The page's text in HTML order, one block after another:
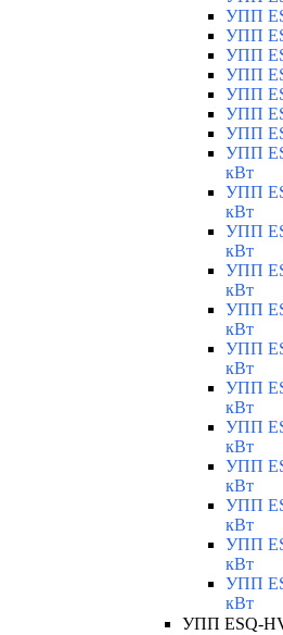
УПП
УПП
УПП
УПП
УПП
УПП
УПП
УПП
кВт
УПП
кВт
УПП
кВт
УПП
кВт
УПП
кВт
УПП
кВт
УПП
кВт
УПП
кВт
УПП
кВт
УПП
кВт
УПП
кВт
УПП
кВт
УПП ESQ-